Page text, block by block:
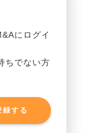
にログイ
ちでない方
録する